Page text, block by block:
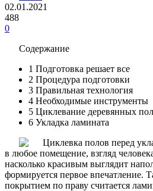
02.01.2021
488
0
Содержание
1 Подготовка решает все
2 Процедура подготовки
3 Правильная технология
4 Необходимые инструменты
5 Циклевание деревянных
6 Укладка ламината
в любое помещение, взгляд
насколько красивым выглядит
формируется первое впечатление.
покрытием по праву считается